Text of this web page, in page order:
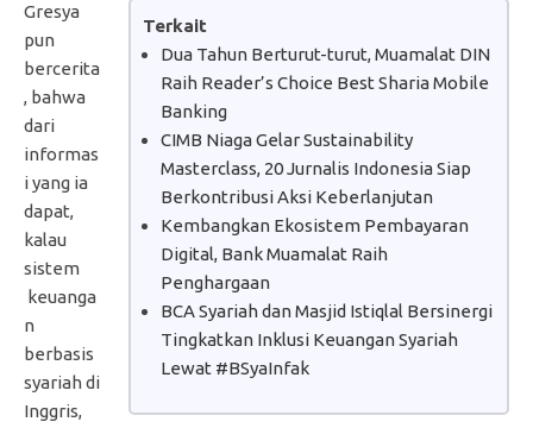
Terkait
Dua Tahun Berturut-turut, Muamalat DIN
Raih Reader’s Choice Best Sharia Mobile
Banking
CIMB Niaga Gelar Sustainability
Masterclass, 20 Jurnalis Indonesia Siap
Berkontribusi Aksi Keberlanjutan
Kembangkan Ekosistem Pembayaran
Digital, Bank Muamalat Raih
Penghargaan
BCA Syariah dan Masjid Istiqlal Bersinergi
Tingkatkan Inklusi Keuangan Syariah
Lewat #BSyaInfak
Gresya
pun
bercerita
, bahwa
dari
informas
i yang ia
dapat,
kalau
sistem
keuanga
n
berbasis
syariah di
Inggris,